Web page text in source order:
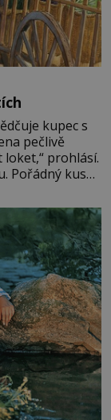
kupec s
pečlivě
loket,“ prohlásí.
Pořádný kus
švadlena
podívejte.“